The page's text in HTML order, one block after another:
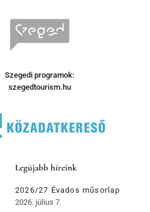
Szegedi programok:
szegedtourism.hu
Legújabb híreink
2026/27 Évados műsorlap
2026. július 7.